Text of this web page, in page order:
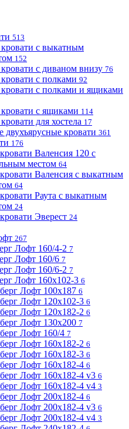
513
с выкатным
152
с диваном внизу 76
с полками 92
с полками и ящиками
с ящиками 114
для хостела 17
двухъярусные кровати 361
176
Валенсия 120 с
местом 64
Валенсия с выкатным
64
Раута с выкатным
24
Эверест 24
267
Лофт 160/4-2 7
Лофт 160/6 7
Лофт 160/6-2 7
Лофт 160х102-3 6
Лофт 100х187 6
Лофт 120х102-3 6
Лофт 120х182-2 6
Лофт 130х200 7
Лофт 160/4 7
Лофт 160х182-2 6
Лофт 160х182-3 6
Лофт 160х182-4 6
Лофт 160х182-4 v3 6
Лофт 160х182-4 v4 3
Лофт 200х182-4 6
Лофт 200х182-4 v3 6
Лофт 200х182-4 v4 3